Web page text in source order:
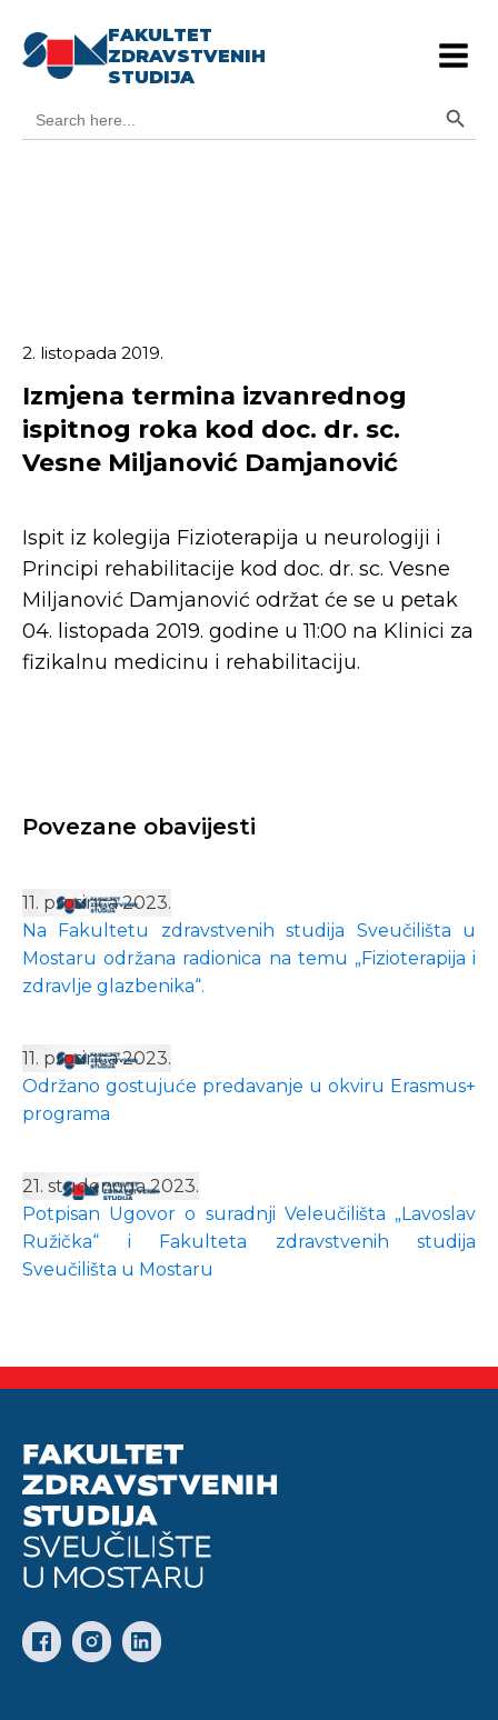
FAKULTET
ZDRAVSTVENIH
STUDIJA
for:
2. listopada 2019.
Izmjena termina izvanrednog
ispitnog roka kod doc. dr. sc.
Vesne Miljanović Damjanović
Ispit iz kolegija Fizioterapija u neurologiji i
Principi rehabilitacije kod doc. dr. sc. Vesne
Miljanović Damjanović održat će se u petak
04. listopada 2019. godine u 11:00 na Klinici za
fizikalnu medicinu i rehabilitaciju.
Povezane obavijesti
11. prosinca 2023.
Na Fakultetu zdravstvenih studija Sveučilišta u
Mostaru održana radionica na temu „Fizioterapija i
zdravlje glazbenika“.
11. prosinca 2023.
Održano gostujuće predavanje u okviru Erasmus+
programa
21. studenoga 2023.
Potpisan Ugovor o suradnji Veleučilišta „Lavoslav
Ružička“ i Fakulteta zdravstvenih studija
Sveučilišta u Mostaru